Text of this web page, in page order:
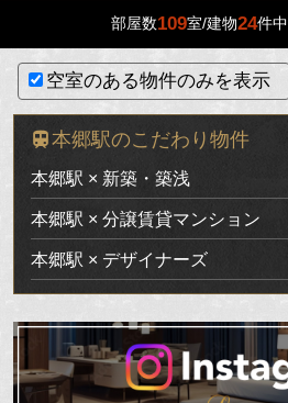
部屋数109室/建物24件中
空室のある物件のみを表示
本郷駅のこだわり物件
本郷駅 × 新築・築浅
本郷駅 × 分譲賃貸マンション
本郷駅 × デザイナーズ